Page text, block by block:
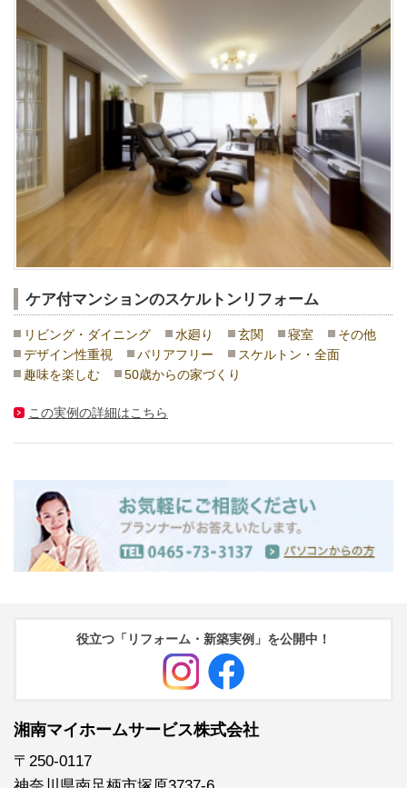
ケア付マンションのスケルトンリフォーム
リビング・ダイニング 水廻り 玄関 寝室
その他
デザイン性重視
バリアフリー
スケルトン・全面
趣味を楽しむ
50歳からの家づくり
この実例の詳細はこちら
役立つ「リフォーム・新築実例」を公開中！
湘南マイホームサービス株式会社
〒250-0117